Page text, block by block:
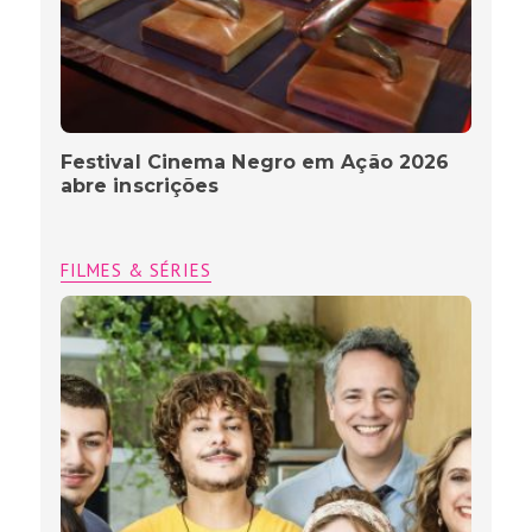
Festival Cinema Negro em Ação 2026
abre inscrições
FILMES & SÉRIES